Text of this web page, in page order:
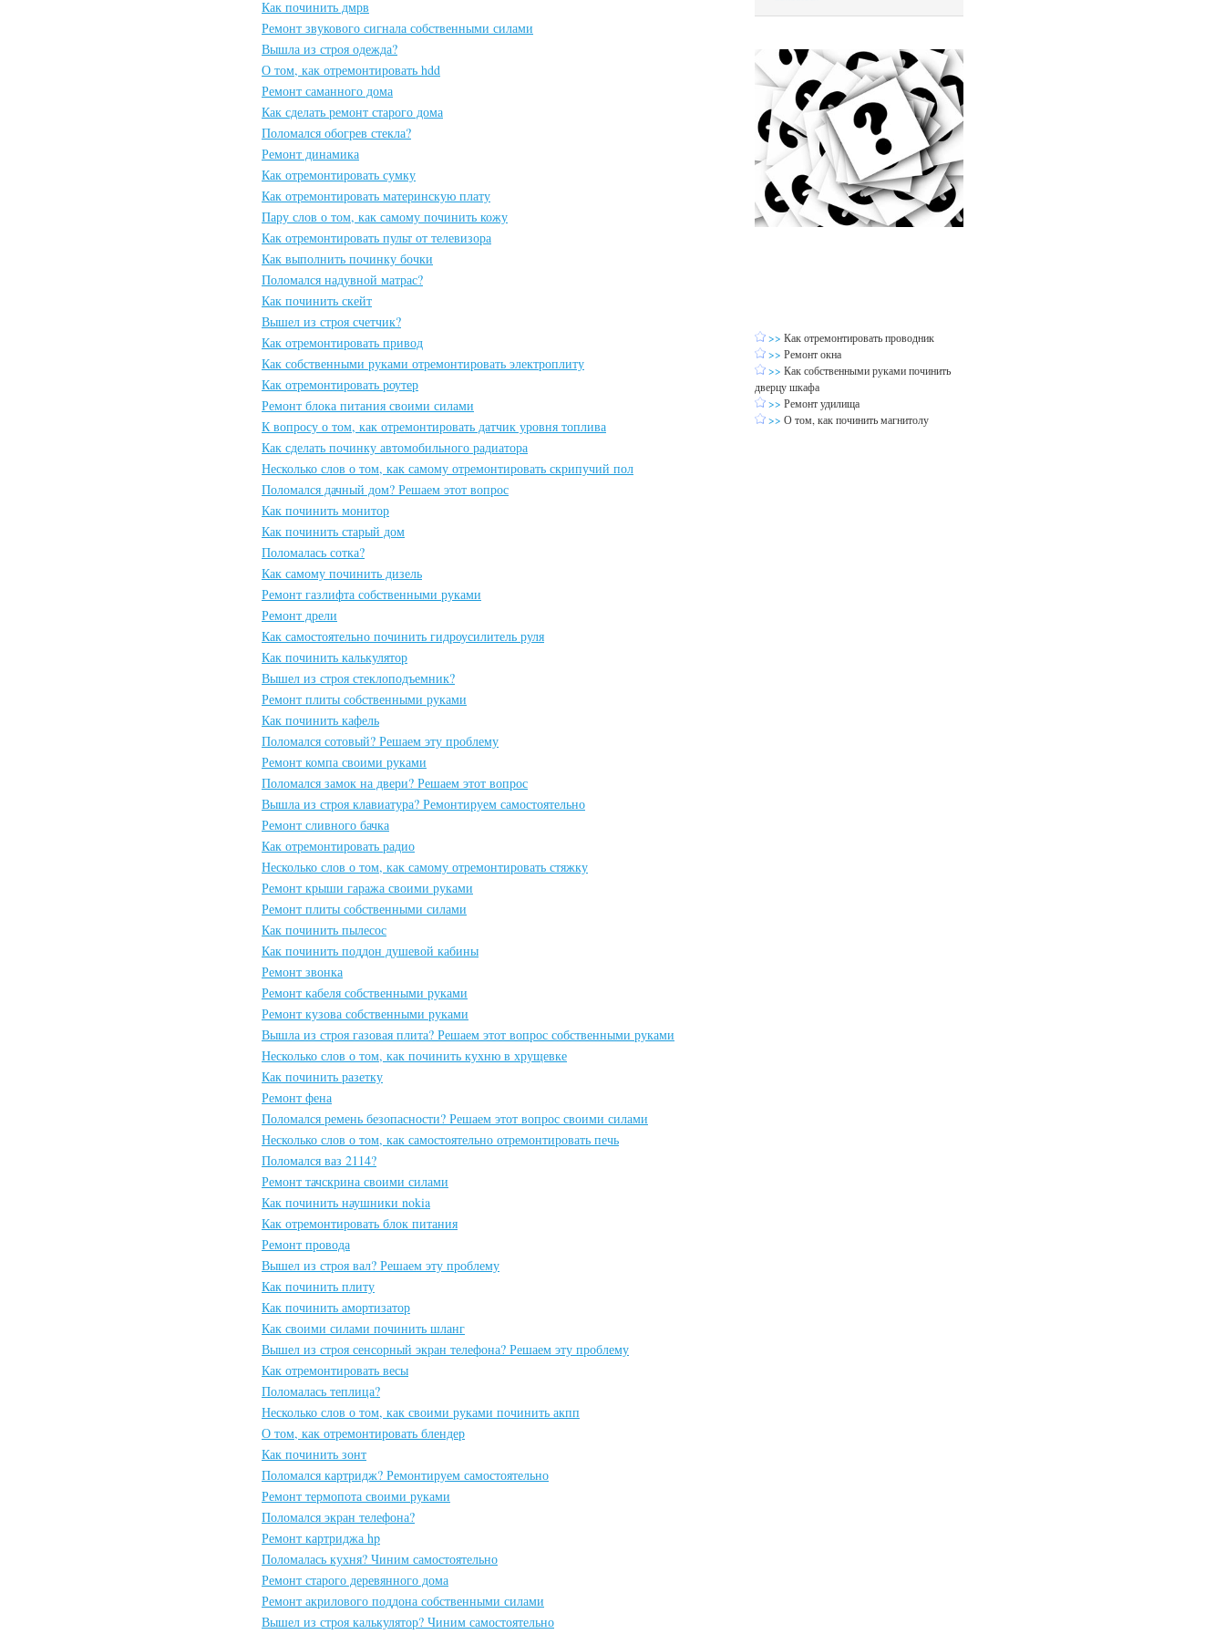
Как починить дмрв
Ремонт звукового сигнала собственными силами
Вышла из строя одежда?
О том, как отремонтировать hdd
Ремонт саманного дома
Как сделать ремонт старого дома
Поломался обогрев стекла?
Ремонт динамика
Как отремонтировать сумку
Как отремонтировать материнскую плату
Пару слов о том, как самому починить кожу
Как отремонтировать пульт от телевизора
Как выполнить починку бочки
Поломался надувной матрас?
Как починить скейт
Вышел из строя счетчик?
Как отремонтировать привод
Как собственными руками отремонтировать электроплиту
Как отремонтировать роутер
Ремонт блока питания своими силами
К вопросу о том, как отремонтировать датчик уровня топлива
Как сделать починку автомобильного радиатора
Несколько слов о том, как самому отремонтировать скрипучий пол
Поломался дачный дом? Решаем этот вопрос
Как починить монитор
Как починить старый дом
Поломалась сотка?
Как самому починить дизель
Ремонт газлифта собственными руками
Ремонт дрели
Как самостоятельно починить гидроусилитель руля
Как починить калькулятор
Вышел из строя стеклоподъемник?
Ремонт плиты собственными руками
Как починить кафель
Поломался сотовый? Решаем эту проблему
Ремонт компа своими руками
Поломался замок на двери? Решаем этот вопрос
Вышла из строя клавиатура? Ремонтируем самостоятельно
Ремонт сливного бачка
Как отремонтировать радио
Несколько слов о том, как самому отремонтировать стяжку
Ремонт крыши гаража своими руками
Ремонт плиты собственными силами
Как починить пылесос
Как починить поддон душевой кабины
Ремонт звонка
Ремонт кабеля собственными руками
Ремонт кузова собственными руками
Вышла из строя газовая плита? Решаем этот вопрос собственными руками
Несколько слов о том, как починить кухню в хрущевке
Как починить разетку
Ремонт фена
Поломался ремень безопасности? Решаем этот вопрос своими силами
Несколько слов о том, как самостоятельно отремонтировать печь
Поломался ваз 2114?
Ремонт тачскрина своими силами
Как починить наушники nokia
Как отремонтировать блок питания
Ремонт провода
Вышел из строя вал? Решаем эту проблему
Как починить плиту
Как починить амортизатор
Как своими силами починить шланг
Вышел из строя сенсорный экран телефона? Решаем эту проблему
Как отремонтировать весы
Поломалась теплица?
Несколько слов о том, как своими руками починить акпп
О том, как отремонтировать блендер
Как починить зонт
Поломался картридж? Ремонтируем самостоятельно
Ремонт термопота своими руками
Поломался экран телефона?
Ремонт картриджа hp
Поломалась кухня? Чиним самостоятельно
Ремонт старого деревянного дома
Ремонт акрилового поддона собственными силами
Вышел из строя калькулятор? Чиним самостоятельно
>> Как отремонтировать проводник
>> Ремонт окна
>> Как собственными руками починить
дверцу шкафа
>> Ремонт удилища
>> О том, как починить магнитолу